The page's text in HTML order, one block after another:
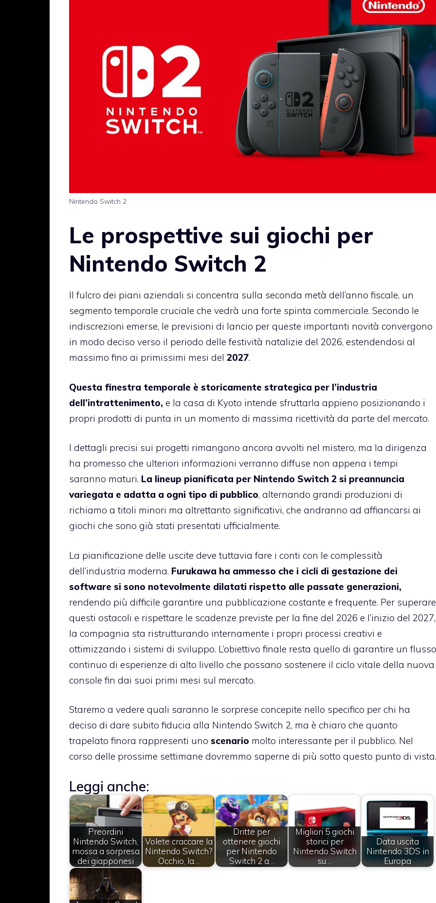
Nintendo Switch 2
Le prospettive sui giochi per
Nintendo Switch 2
Il fulcro dei piani aziendali si concentra sulla seconda metà dell’anno fiscale, un
segmento temporale cruciale che vedrà una forte spinta commerciale. Secondo le
indiscrezioni emerse, le previsioni di lancio per queste importanti novità convergono
in modo deciso verso il periodo delle festività natalizie del 2026, estendendosi al
massimo fino ai primissimi mesi del 2027.
Questa finestra temporale è storicamente strategica per l’industria
dell’intrattenimento, e la casa di Kyoto intende sfruttarla appieno posizionando i
propri prodotti di punta in un momento di massima ricettività da parte del mercato.
I dettagli precisi sui progetti rimangono ancora avvolti nel mistero, ma la dirigenza
ha promesso che ulteriori informazioni verranno diffuse non appena i tempi
saranno maturi. La lineup pianificata per Nintendo Switch 2 si preannuncia
variegata e adatta a ogni tipo di pubblico, alternando grandi produzioni di
richiamo a titoli minori ma altrettanto significativi, che andranno ad affiancarsi ai
giochi che sono già stati presentati ufficialmente.
La pianificazione delle uscite deve tuttavia fare i conti con le complessità
dell’industria moderna. Furukawa ha ammesso che i cicli di gestazione dei
software si sono notevolmente dilatati rispetto alle passate generazioni,
rendendo più difficile garantire una pubblicazione costante e frequente. Per superare
questi ostacoli e rispettare le scadenze previste per la fine del 2026 e l’inizio del 2027,
la compagnia sta ristrutturando internamente i propri processi creativi e
ottimizzando i sistemi di sviluppo. L’obiettivo finale resta quello di garantire un flusso
continuo di esperienze di alto livello che possano sostenere il ciclo vitale della nuova
console fin dai suoi primi mesi sul mercato.
Staremo a vedere quali saranno le sorprese concepite nello specifico per chi ha
deciso di dare subito fiducia alla Nintendo Switch 2, ma è chiaro che quanto
trapelato finora rappresenti uno scenario molto interessante per il pubblico. Nel
corso delle prossime settimane dovremmo saperne di più sotto questo punto di vista.
Leggi anche:
Preordini
Nintendo Switch,
mossa a sorpresa
dei giapponesi
Volete craccare la
Nintendo Switch?
Occhio, la…
Dritte per
ottenere giochi
per Nintendo
Switch 2 a…
Migliori 5 giochi
storici per
Nintendo Switch
su…
Data uscita
Nintendo 3DS in
Europa